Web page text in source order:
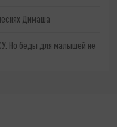
Димаша
Но беды для малышей не